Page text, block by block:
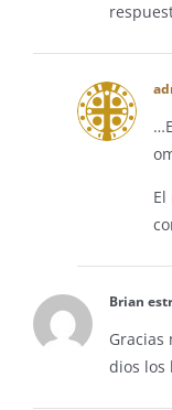
Brian
Gracias
dios los